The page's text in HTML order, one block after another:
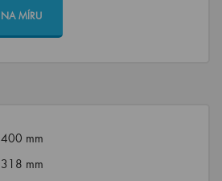
MÍRU
400 mm
318 mm